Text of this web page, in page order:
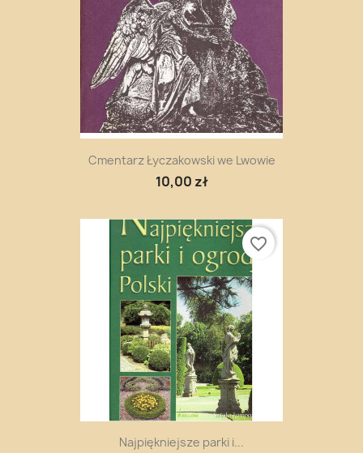
Cmentarz Łyczakowski we Lwowie
10,00 zł
Najpiękniejsze parki i...
favorite_border